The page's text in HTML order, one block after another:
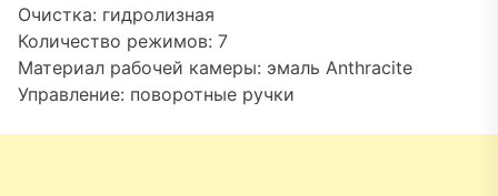
Очистка: гидролизная
Количество режимов: 7
Материал рабочей камеры: эмаль Anthracite
Управление: поворотные ручки